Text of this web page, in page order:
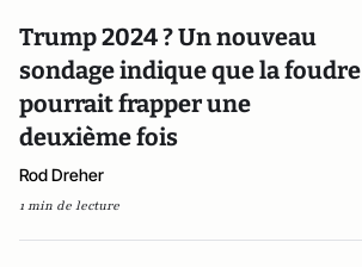
Trump 2024 ? Un nouveau
sondage indique que la foudre
pourrait frapper une
deuxième fois
Rod Dreher
1 min de lecture